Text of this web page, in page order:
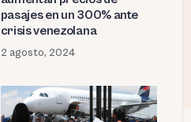
pasajes en un 300% ante
crisis venezolana
2 agosto, 2024